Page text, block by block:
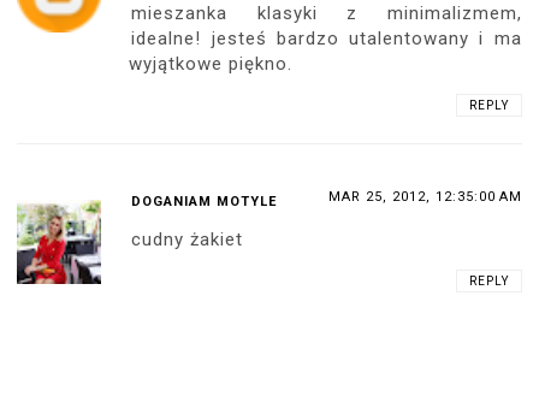
mieszanka klasyki z minimalizmem,
idealne! jesteś bardzo utalentowany i ma
wyjątkowe piękno.
REPLY
DOGANIAM MOTYLE MAR 25, 2012, 12:35:00 AM
cudny żakiet
REPLY